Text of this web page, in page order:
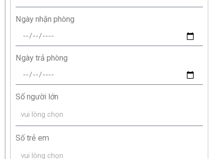
Ngày nhận phòng
Ngày trả phòng
Số người lớn
Số trẻ em